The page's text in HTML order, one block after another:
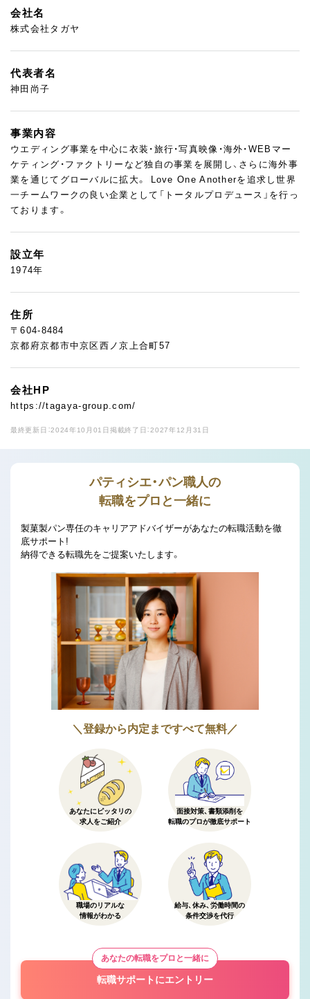
会社名
株式会社タガヤ
代表者名
神田尚子
事業内容
ウエディング事業を中心に衣装・旅行・写真映像・海外・WEBマー
ケティング・ファクトリーなど独自の事業を展開し、さらに海外事
業を通じてグローバルに拡大。 Love One Anotherを追求し世界
一チームワークの良い企業として「トータルプロデュース」を行っ
ております。
設立年
1974年
住所
〒604-8484
京都府京都市中京区西ノ京上合町57
会社HP
https://tagaya-group.com/
最終更新日：2024年10月01日 掲載終了日：2027年12月31日
パティシエ・パン職人の
転職をプロと一緒に
製菓製パン専任のキャリアアドバイザーがあなたの転職活動を徹
底サポート!
納得できる転職先をご提案いたします。
＼登録から内定まですべて無料／
あなたにピッタリの
求人をご紹介
面接対策、書類添削を
転職のプロが徹底サポート
職場のリアルな
情報がわかる
給与、休み、労働時間の
条件交渉を代行
あなたの転職をプロと一緒に
転職サポートにエントリー